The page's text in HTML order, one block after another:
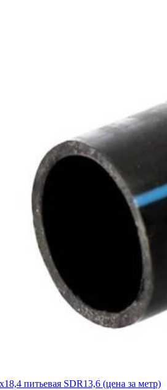
питьевая SDR13,6 (цена за метр)